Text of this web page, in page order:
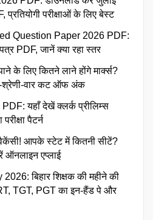
परीक्षाओं के लिए बेस्ट
Question Paper 2026 PDF:
PDF, जानें क्या रहा स्तर
के लिए कितने लाने होंगे मार्क्स?
श्रेणी-वार कट ऑफ अंक
यहाँ देखें क्लर्क प्रीलिम्स
पैटर्न
आपके स्टेट में कितनी सीटें?
ऑनलाइन एप्लाई
बिहार शिक्षक की महीने की
TGT, PGT का इन-हैंड पे और